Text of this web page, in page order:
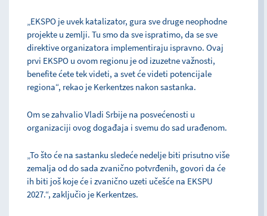
„EKSPO je uvek katalizator, gura sve druge neophodne
projekte u zemlji. Tu smo da sve ispratimo, da se sve
direktive organizatora implementiraju ispravno. Ovaj
prvi EKSPO u ovom regionu je od izuzetne važnosti,
benefite ćete tek videti, a svet će videti potencijale
regiona“, rekao je Kerkentzes nakon sastanka.
Om se zahvalio Vladi Srbije na posvećenosti u
organizaciji ovog događaja i svemu do sad urađenom.
„To što će na sastanku sledeće nedelje biti prisutno više
zemalja od do sada zvanično potvrđenih, govori da će
ih biti još koje će i zvanično uzeti učešće na EKSPU
2027.“, zaključio je Kerkentzes.